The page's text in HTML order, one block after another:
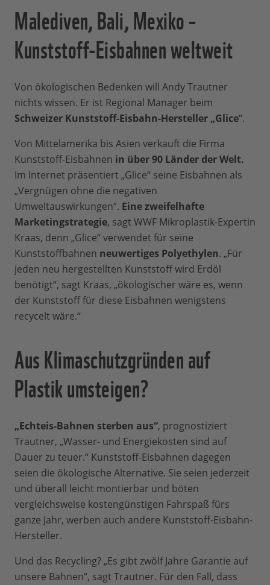
Malediven, Bali, Mexiko –
Kunststoff-Eisbahnen weltweit
Von ökologischen Bedenken will Andy Trautner
nichts wissen. Er ist Regional Manager beim
Schweizer Kunststoff-Eisbahn-Hersteller „Glice“.
Von Mittelamerika bis Asien verkauft die Firma
Kunststoff-Eisbahnen in über 90 Länder der Welt.
Im Internet präsentiert „Glice“ seine Eisbahnen als
„Vergnügen ohne die negativen
Umweltauswirkungen“. Eine zweifelhafte
Marketingstrategie, sagt WWF Mikroplastik-Expertin
Kraas, denn „Glice“ verwendet für seine
Kunststoffbahnen neuwertiges Polyethylen. „Für
jeden neu hergestellten Kunststoff wird Erdöl
benötigt“, sagt Kraas, „ökologischer wäre es, wenn
der Kunststoff für diese Eisbahnen wenigstens
recycelt wäre.“
Aus Klimaschutzgründen auf
Plastik umsteigen?
„Echteis-Bahnen sterben aus“, prognostiziert
Trautner, „Wasser- und Energiekosten sind auf
Dauer zu teuer.“ Kunststoff-Eisbahnen dagegen
seien die ökologische Alternative. Sie seien jederzeit
und überall leicht montierbar und böten
vergleichsweise kostengünstigen Fahrspaß fürs
ganze Jahr, werben auch andere Kunststoff-Eisbahn-
Hersteller.
Und das Recycling? „Es gibt zwölf Jahre Garantie auf
unsere Bahnen“, sagt Trautner. Für den Fall, dass